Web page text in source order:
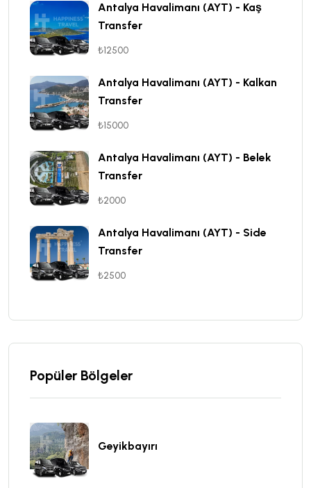
Antalya Havalimanı (AYT) - Kaş
Transfer
₺12500
Antalya Havalimanı (AYT) - Kalkan
Transfer
₺15000
Antalya Havalimanı (AYT) - Belek
Transfer
₺2000
Antalya Havalimanı (AYT) - Side
Transfer
₺2500
Popüler Bölgeler
Geyikbayırı